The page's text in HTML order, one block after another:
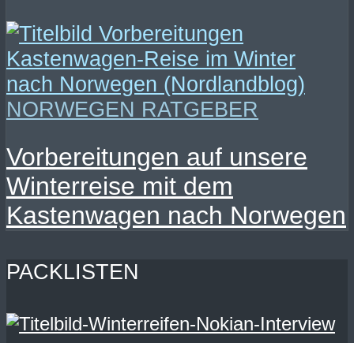
NORWEGEN RATGEBER
Vorbereitungen auf unsere
Winterreise mit dem
Kastenwagen nach Norwegen
PACKLISTEN